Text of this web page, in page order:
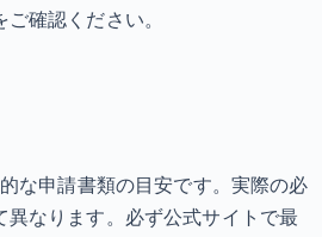
確認ください。
な申請書類の目安です。実際の必
異なります。必ず公式サイトで最